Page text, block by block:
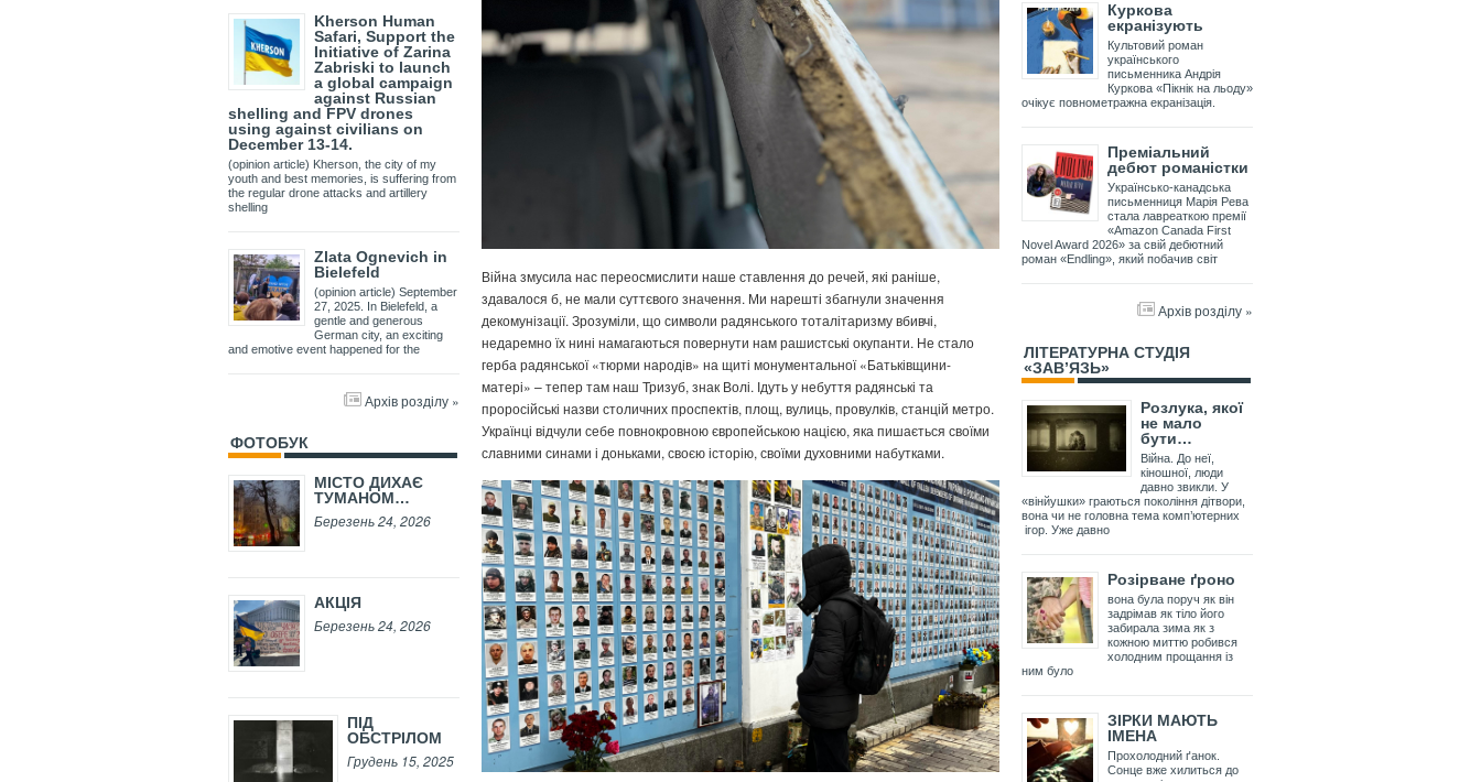
Kherson Human
Safari, Support the
Initiative of Zarina
Zabriski to launch
a global campaign
against Russian
shelling and FPV drones
using against civilians on
December 13-14.
(opinion article) Kherson, the city of my
youth and best memories, is suffering from
the regular drone attacks and artillery
shelling
Zlata Ognevich in
Bielefeld
(opinion article) September
27, 2025. In Bielefeld, a
gentle and generous
German city, an exciting
and emotive event happened for the
Архів розділу »
ФОТОБУК
МІСТО ДИХАЄ
ТУМАНОМ…
Березень 24, 2026
АКЦІЯ
Березень 24, 2026
ПІД
ОБСТРІЛОМ
Грудень 15, 2025
Війна змусила нас переосмислити наше ставлення до речей, які раніше,
здавалося б, не мали суттєвого значення. Ми нарешті збагнули значення
декомунізації. Зрозуміли, що символи радянського тоталітаризму вбивчі,
недаремно їх нині намагаються повернути нам рашистські окупанти. Не стало
герба радянської «тюрми народів» на щиті монументальної «Батьківщини-
матері» – тепер там наш Тризуб, знак Волі. Ідуть у небуття радянські та
проросійські назви столичних проспектів, площ, вулиць, провулків, станцій метро.
Українці відчули себе повнокровною європейською нацією, яка пишається своїми
славними синами і доньками, своєю історію, своїми духовними набутками.
Куркова
екранізують
Культовий роман
українського
письменника Андрія
Куркова «Пікнік на льоду»
очікує повнометражна екранізація.
Преміальний
дебют романістки
Українсько-канадська
письменниця Марія Рева
стала лавреаткою премії
«Amazon Canada First
Novel Award 2026» за свій дебютний
роман «Endling», який побачив світ
Архів розділу »
ЛІТЕРАТУРНА СТУДІЯ
«ЗАВ’ЯЗЬ»
Розлука, якої
не мало
бути…
Війна. До неї,
кіношної, люди
давно звикли. У
«вінйушки» граються покоління дітвори,
вона чи не головна тема комп’ютерних
ігор. Уже давно
Розірване ґроно
вона була поруч як він
задрімав як тіло його
забирала зима як з
кожною миттю робився
холодним прощання із
ним було
ЗІРКИ МАЮТЬ
ІМЕНА
Прохолодний ґанок.
Сонце вже хилиться до